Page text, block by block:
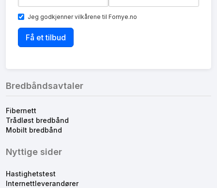
Jeg godkjennervilkårene til Fornye.no
Bredbåndsavtaler
Fibernett
Trådløst bredbånd
Mobilt bredbånd
Nyttige sider
Hastighetstest
Internettleverandører